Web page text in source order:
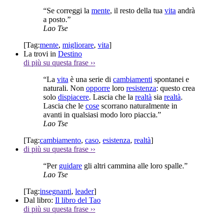
“Se correggi la mente, il resto della tua vita andrà
a posto.”
Lao Tse
[Tag:mente, migliorare, vita]
La trovi in Destino
di più su questa frase ››
“La vita è una serie di cambiamenti spontanei e
naturali. Non opporre loro resistenza: questo crea
solo dispiacere. Lascia che la realtà sia realtà.
Lascia che le cose scorrano naturalmente in
avanti in qualsiasi modo loro piaccia.”
Lao Tse
[Tag:cambiamento, caso, esistenza, realtà]
di più su questa frase ››
“Per guidare gli altri cammina alle loro spalle.”
Lao Tse
[Tag:insegnanti, leader]
Dal libro: Il libro del Tao
di più su questa frase ››